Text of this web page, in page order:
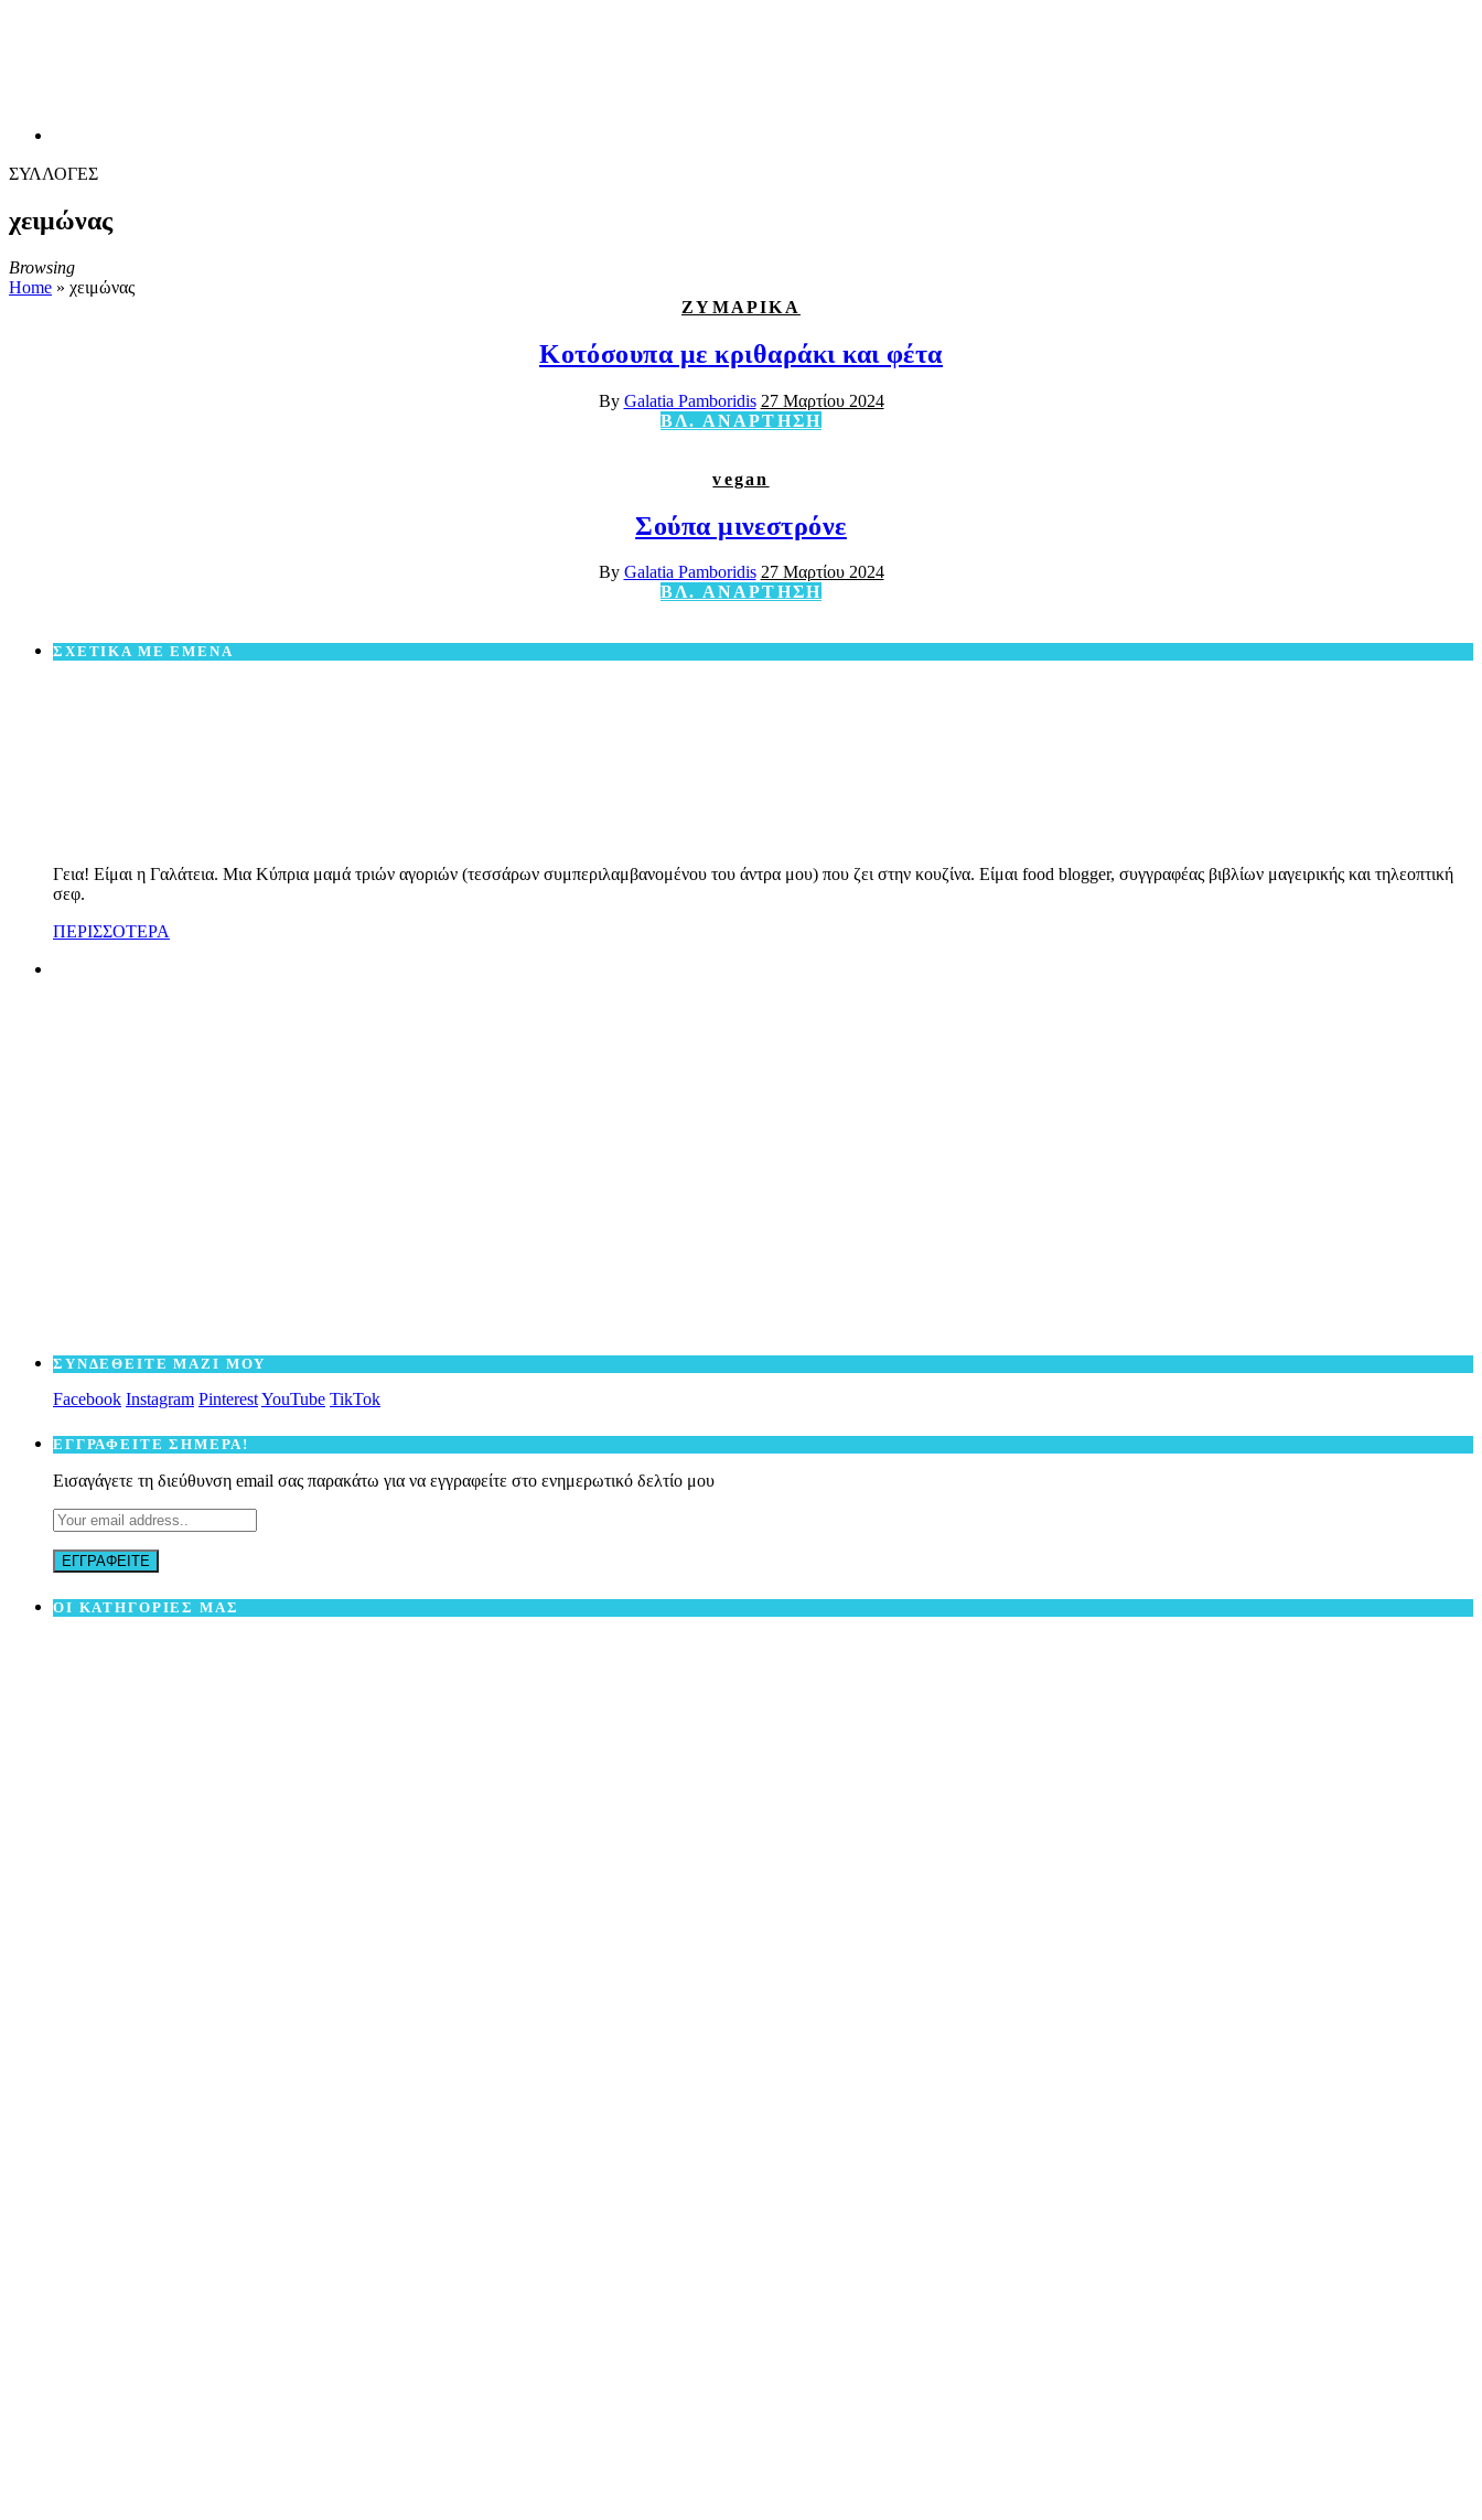
ΣΥΛΛΟΓΕΣ
χειμώνας
Browsing
Home » χειμώνας
ΖΥΜΑΡΙΚΑ
Κοτόσουπα με κριθαράκι και φέτα
By Galatia Pamboridis 27 Μαρτίου 2024
ΒΛ. ΑΝΑΡΤΗΣΗ
vegan
Σούπα μινεστρόνε
By Galatia Pamboridis 27 Μαρτίου 2024
ΒΛ. ΑΝΑΡΤΗΣΗ
ΣΧΕΤΙΚΑ ΜΕ ΕΜΕΝΑ
Γεια! Είμαι η Γαλάτεια. Μια Κύπρια μαμά τριών αγοριών (τεσσάρων συμπεριλαμβανομένου του άντρα μου) που ζει στην κουζίνα. Είμαι food blogger, συγγραφέας βιβλίων μαγειρικής και τηλεοπτική
σεφ.
ΠΕΡΙΣΣΟΤΕΡΑ
ΣΥΝΔΕΘΕΙΤΕ ΜΑΖΙ ΜΟΥ
Facebook Instagram PinterestYouTube TikTok
ΕΓΓΡΑΦΕΙΤΕ ΣΗΜΕΡΑ!
Εισαγάγετε τη διεύθυνση email σας παρακάτω για να εγγραφείτε στο ενημερωτικό δελτίο μου
ΟΙ ΚΑΤΗΓΟΡΙΕΣ ΜΑΣ